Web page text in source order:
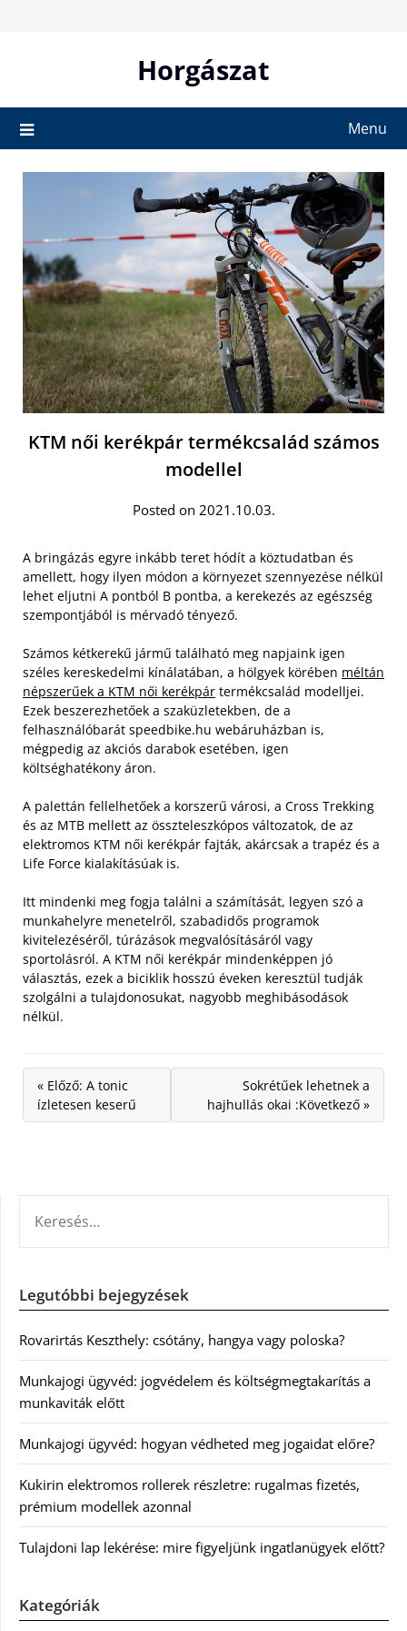
Horgászat
Menu
KTM női kerékpár termékcsalád számos
modellel
Posted on 2021.10.03.
A bringázás egyre inkább teret hódít a köztudatban és
amellett, hogy ilyen módon a környezet szennyezése nélkül
lehet eljutni A pontból B pontba, a kerekezés az egészség
szempontjából is mérvadó tényező.
Számos kétkerekű jármű található meg napjaink igen
széles kereskedelmi kínálatában, a hölgyek körében méltán
népszerűek a KTM női kerékpár termékcsalád modelljei.
Ezek beszerezhetőek a szaküzletekben, de a
felhasználóbarát speedbike.hu webáruházban is,
mégpedig az akciós darabok esetében, igen
költséghatékony áron.
A palettán fellelhetőek a korszerű városi, a Cross Trekking
és az MTB mellett az összteleszkópos változatok, de az
elektromos KTM női kerékpár fajták, akárcsak a trapéz és a
Life Force kialakításúak is.
Itt mindenki meg fogja találni a számítását, legyen szó a
munkahelyre menetelről, szabadidős programok
kivitelezéséről, túrázások megvalósításáról vagy
sportolásról. A KTM női kerékpár mindenképpen jó
választás, ezek a biciklik hosszú éveken keresztül tudják
szolgálni a tulajdonosukat, nagyobb meghibásodások
nélkül.
« Előző: A tonic
ízletesen keserű
Sokrétűek lehetnek a
hajhullás okai :Következő »
Legutóbbi bejegyzések
Rovarirtás Keszthely: csótány, hangya vagy poloska?
Munkajogi ügyvéd: jogvédelem és költségmegtakarítás a
munkaviták előtt
Munkajogi ügyvéd: hogyan védheted meg jogaidat előre?
Kukirin elektromos rollerek részletre: rugalmas fizetés,
prémium modellek azonnal
Tulajdoni lap lekérése: mire figyeljünk ingatlanügyek előtt?
Kategóriák